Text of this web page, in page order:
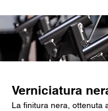
Verniciatura
La finitura nera, ottenuta